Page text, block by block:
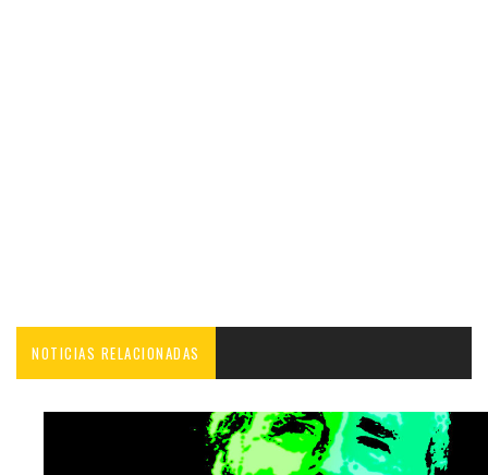
NOTICIAS RELACIONADAS